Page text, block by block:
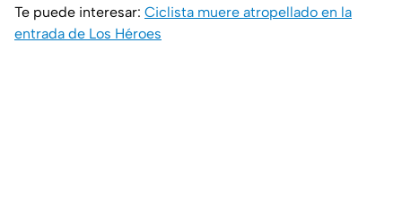
Te puede interesar: Ciclista muere atropellado en la
entrada de Los Héroes